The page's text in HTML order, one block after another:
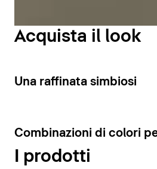
Visualizza gli armadietti a
Acquista il look
3
Una raffinata simbiosi
4
Combinazioni di colori
I prodotti